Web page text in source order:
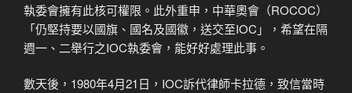
執委會擁有此核可權限。此外重申，中華奧會（ROCOC）
「仍堅持要以國旗、國名及國徽，送交至IOC」，希望在隔
週一、二舉行之IOC執委會，能好好處理此事。
數天後，1980年4月21日，IOC訴代律師卡拉德，致信當時